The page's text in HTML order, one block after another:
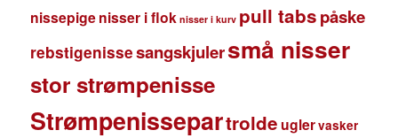
nissepigenisser i flok nisser i kurv pull tabspåske
rebstigenissesangskjulersmå nisser
stor strømpenisse
Strømpenissepartrolde uglervasker